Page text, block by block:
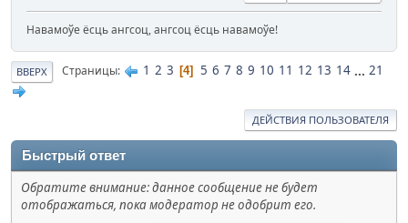
Навамоўе ёсць ангсоц, ангсоц ёсць навамоўе!
ВВЕРХ Страницы 1 2 3 4 5 6 7 8 9 10 11 12 13 14 ... 21
ДЕЙСТВИЯ ПОЛЬЗОВАТЕЛЯ
Быстрый ответ
Обратите внимание: данное сообщение не будет
отображаться, пока модератор не одобрит его.